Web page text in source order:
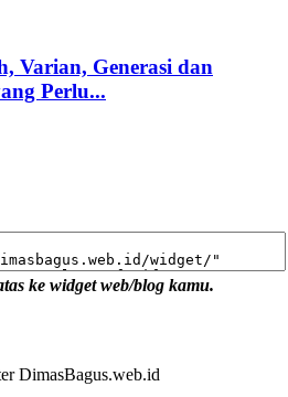
Varian, Generasi dan
Perlu...
ke widget web/blog kamu.